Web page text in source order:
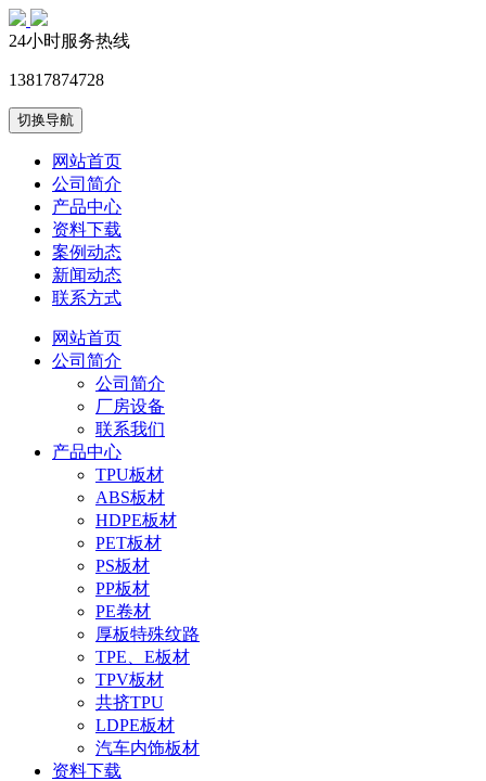
24小时服务热线
13817874728
切换导航
网站首页
公司简介
产品中心
资料下载
案例动态
新闻动态
联系方式
网站首页
公司简介
公司简介
厂房设备
联系我们
产品中心
TPU板材
ABS板材
HDPE板材
PET板材
PS板材
PP板材
PE卷材
厚板特殊纹路
TPE、E板材
TPV板材
共挤TPU
LDPE板材
汽车内饰板材
资料下载